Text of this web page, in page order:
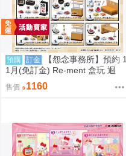
預購 訂金
【怨念事務所】預約 1
1月(免訂金) Re-ment 盒玩 迴
轉、幸福的一盤 藏壽司 中盒6入
0823
售價 1160